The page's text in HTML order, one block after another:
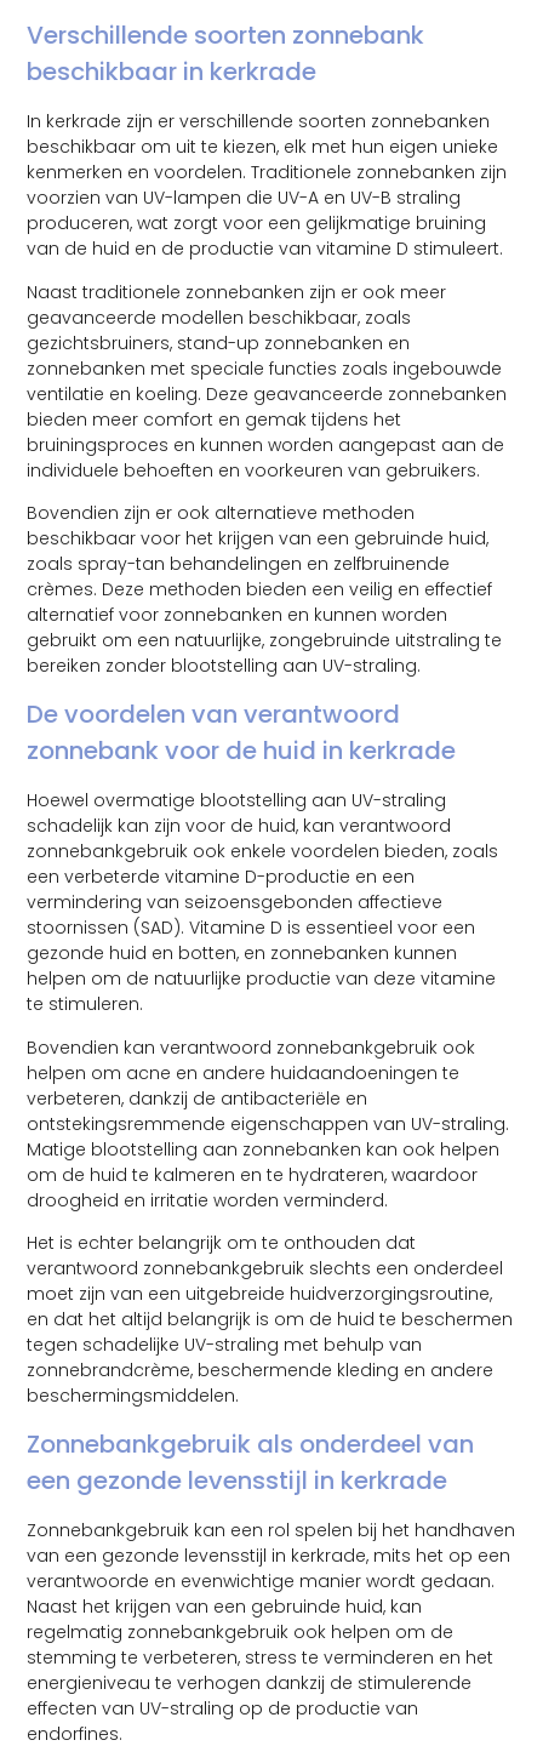
Verschillende soorten zonnebank
beschikbaar in kerkrade
In kerkrade zijn er verschillende soorten zonnebanken
beschikbaar om uit te kiezen, elk met hun eigen unieke
kenmerken en voordelen. Traditionele zonnebanken zijn
voorzien van UV-lampen die UV-A en UV-B straling
produceren, wat zorgt voor een gelijkmatige bruining
van de huid en de productie van vitamine D stimuleert.
Naast traditionele zonnebanken zijn er ook meer
geavanceerde modellen beschikbaar, zoals
gezichtsbruiners, stand-up zonnebanken en
zonnebanken met speciale functies zoals ingebouwde
ventilatie en koeling. Deze geavanceerde zonnebanken
bieden meer comfort en gemak tijdens het
bruiningsproces en kunnen worden aangepast aan de
individuele behoeften en voorkeuren van gebruikers.
Bovendien zijn er ook alternatieve methoden
beschikbaar voor het krijgen van een gebruinde huid,
zoals spray-tan behandelingen en zelfbruinende
crèmes. Deze methoden bieden een veilig en effectief
alternatief voor zonnebanken en kunnen worden
gebruikt om een natuurlijke, zongebruinde uitstraling te
bereiken zonder blootstelling aan UV-straling.
De voordelen van verantwoord
zonnebank voor de huid in kerkrade
Hoewel overmatige blootstelling aan UV-straling
schadelijk kan zijn voor de huid, kan verantwoord
zonnebankgebruik ook enkele voordelen bieden, zoals
een verbeterde vitamine D-productie en een
vermindering van seizoensgebonden affectieve
stoornissen (SAD). Vitamine D is essentieel voor een
gezonde huid en botten, en zonnebanken kunnen
helpen om de natuurlijke productie van deze vitamine
te stimuleren.
Bovendien kan verantwoord zonnebankgebruik ook
helpen om acne en andere huidaandoeningen te
verbeteren, dankzij de antibacteriële en
ontstekingsremmende eigenschappen van UV-straling.
Matige blootstelling aan zonnebanken kan ook helpen
om de huid te kalmeren en te hydrateren, waardoor
droogheid en irritatie worden verminderd.
Het is echter belangrijk om te onthouden dat
verantwoord zonnebankgebruik slechts een onderdeel
moet zijn van een uitgebreide huidverzorgingsroutine,
en dat het altijd belangrijk is om de huid te beschermen
tegen schadelijke UV-straling met behulp van
zonnebrandcrème, beschermende kleding en andere
beschermingsmiddelen.
Zonnebankgebruik als onderdeel van
een gezonde levensstijl in kerkrade
Zonnebankgebruik kan een rol spelen bij het handhaven
van een gezonde levensstijl in kerkrade, mits het op een
verantwoorde en evenwichtige manier wordt gedaan.
Naast het krijgen van een gebruinde huid, kan
regelmatig zonnebankgebruik ook helpen om de
stemming te verbeteren, stress te verminderen en het
energieniveau te verhogen dankzij de stimulerende
effecten van UV-straling op de productie van
endorfines.